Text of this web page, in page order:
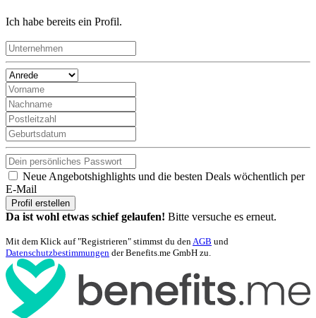
Ich habe bereits ein Profil.
Neue Angebotshighlights und die besten Deals wöchentlich per
E-Mail
Profil erstellen
Da ist wohl etwas schief gelaufen! Bitte versuche es erneut.
Mit dem Klick auf "Registrieren" stimmst du denAGB und
Datenschutzbestimmungen der Benefits.me GmbH zu.